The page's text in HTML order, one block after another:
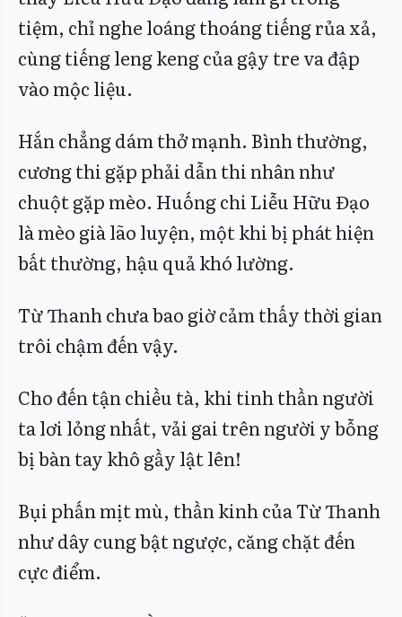
tiệm, chỉ nghe loáng thoáng tiếng rủa xả,
cùng tiếng leng keng của gậy tre va đập
vào mộc liệu.
Hắn chẳng dám thở mạnh. Bình thường,
cương thi gặp phải dẫn thi nhân như
chuột gặp mèo. Huống chi Liễu Hữu Đạo
là mèo già lão luyện, một khi bị phát hiện
bất thường, hậu quả khó lường.
Từ Thanh chưa bao giờ cảm thấy thời gian
trôi chậm đến vậy.
Cho đến tận chiều tà, khi tinh thần người
ta lơi lỏng nhất, vải gai trên người y bỗng
bị bàn tay khô gầy lật lên!
Bụi phấn mịt mù, thần kinh của Từ Thanh
như dây cung bật ngược, căng chặt đến
cực điểm.